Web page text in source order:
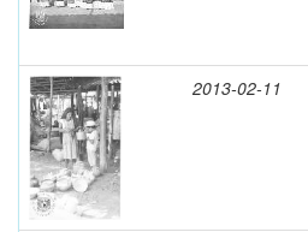
2013-02-11